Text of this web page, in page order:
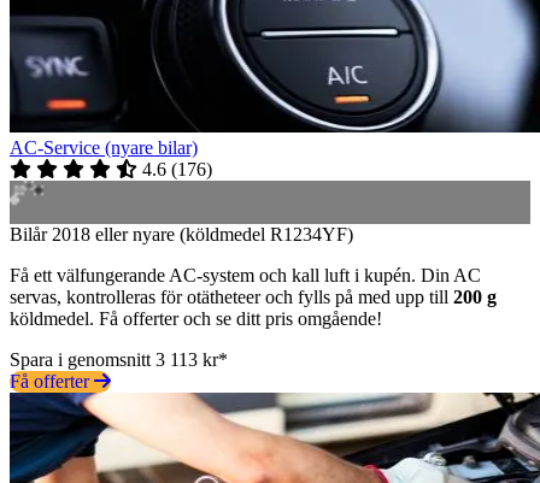
AC-Service (nyare bilar)
4.6 (176)
Bilår 2018 eller nyare (köldmedel R1234YF)
Få ett välfungerande AC-system och kall luft i kupén. Din AC
servas, kontrolleras för otätheteer och fylls på med upp till 200 g
köldmedel. Få offerter och se ditt pris omgående!
Spara i genomsnitt 3 113 kr*
Få offerter